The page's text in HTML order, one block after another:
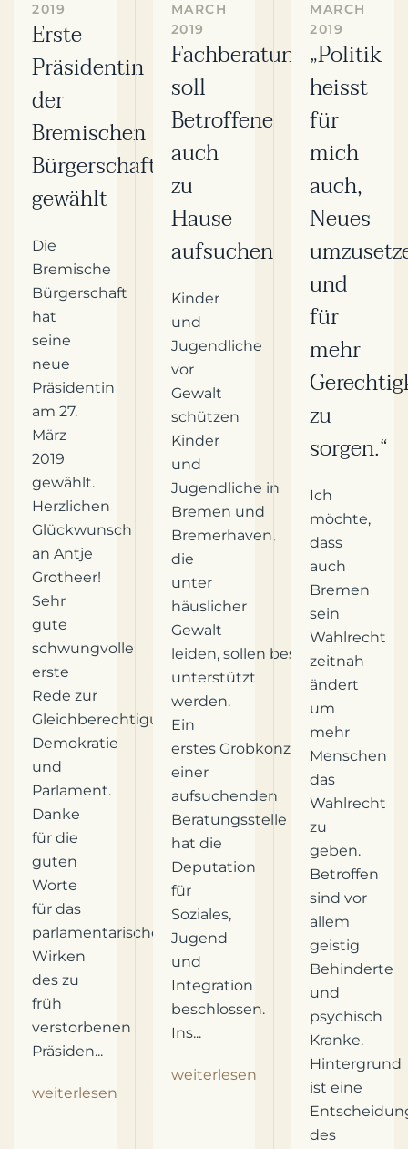
2019
Erste
Präsidentin
der
Bremischen
Bürgerschaft
gewählt
Die
Bremische
Bürgerschaft
hat
seine
neue
Präsidentin
am 27.
März
2019
gewählt.
Herzlichen
Glückwunsch
an Antje
Grotheer!
Sehr
gute
schwungvolle
erste
Rede zur
Gleichberechtigung,
Demokratie
und
Parlament.
Danke
für die
guten
Worte
für das
parlamentarische
Wirken
des zu
früh
verstorbenen
Präsiden...
weiterlesen
MARCH
2019
Fachberatung
soll
Betroffene
auch
zu
Hause
aufsuchen
Kinder
und
Jugendliche
vor
Gewalt
schützen
Kinder
und
Jugendliche in
Bremen und
Bremerhaven,
die
unter
häuslicher
Gewalt
leiden, sollen besser
unterstützt
werden.
Ein
erstes Grobkonzept
einer
aufsuchenden
Beratungsstelle
hat die
Deputation
für
Soziales,
Jugend
und
Integration
beschlossen.
Ins...
weiterlesen
MARCH
2019
„Politik
heisst
für
mich
auch,
Neues
und
für
mehr
zu
sorgen.“
Ich
möchte,
dass
auch
Bremen
sein
Wahlrecht
zeitnah
ändert
um
mehr
Menschen
das
Wahlrecht
zu
geben.
Betroffen
sind vor
allem
geistig
Behinderte
und
psychisch
Kranke.
Hintergrund
ist eine
des